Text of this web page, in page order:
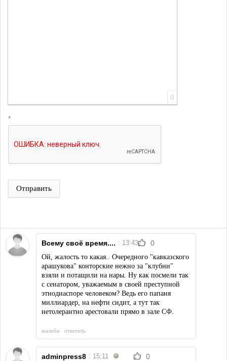
0
*
Отправить
Всему своё время.... : 13:43 0
Ой, жалость то какая.. Очередного "кавказского
арашукова" конторские нежно за "клубни"
взяли и потащили на нары. Ну как посмели так
с сенатором, уважаемым в своей преступной
этнодиаспоре человеком? Ведь его папаня
миллиардер, на нефти сидит, а тут так
нетолерантно арестовали прямо в зале СФ.
жалоба ответить
adminpress8 : 15:11 0